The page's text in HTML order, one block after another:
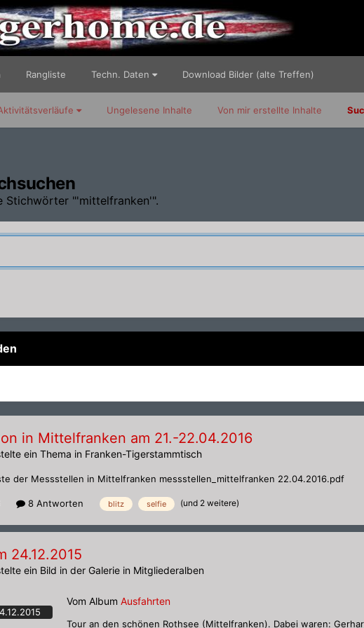
Ungelesene Inhalte Von mir erstellte Inhalte
Rangliste Techn. Daten Download Bilder (alte Treffen)
Stichwörter "'mittelfranken'".
in Mittelfranken am 21.-22.04.2016
ein Thema in Franken-Tigerstammtisch
der Messstellen in Mittelfranken messstellen_mittelfranken 22.04.2016.pdf
8 Antworten blitz selfie (und 2 weitere)
24.12.2015
ein Bild in der Galerie in Mitgliederalben
Vom Album Ausfahrten
Tour an den schönen Rothsee (Mittelfranken). Dabei waren: